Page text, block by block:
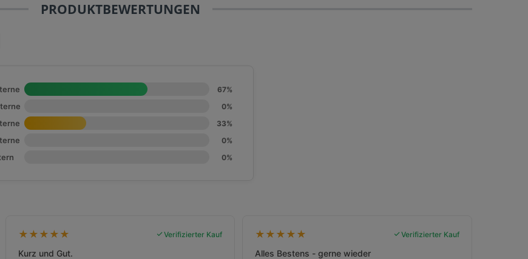
PRODUKTBEWERTUNGEN
67%
0%
33%
0%
0%
★ ★ ★ ★ ★ Verifizierter Kauf
Kurz und Gut.
★ ★ ★ ★ ★ Verifizierter Kauf
Alles Bestens - gerne wieder